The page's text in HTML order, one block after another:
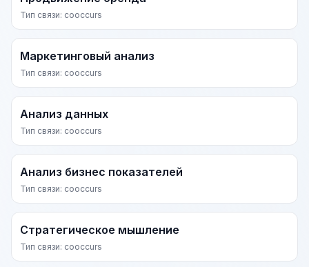
Тип связи: cooccurs
Маркетинговый анализ
Тип связи: cooccurs
Анализ данных
Тип связи: cooccurs
Анализ бизнес показателей
Тип связи: cooccurs
Стратегическое мышление
Тип связи: cooccurs